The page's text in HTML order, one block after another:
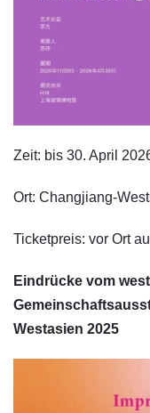
Zeit: bis 30. April
Ort: Changjiang-
Ticketpreis: vor Ort
Eindrücke vom
Westasien 2025